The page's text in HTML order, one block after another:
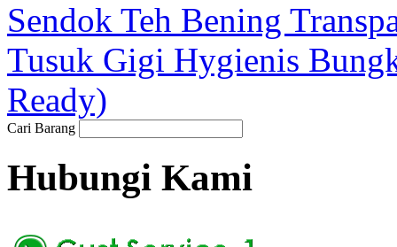
Sendok Teh Bening
Tusuk Gigi Hygienis
Ready)
Cari Barang
Hubungi Kami